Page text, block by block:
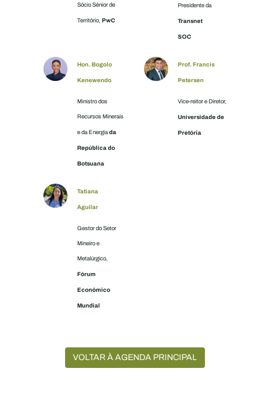
Sócio Sénior de
Território, PwC
Presidente da
Transnet
SOC
Hon. Bogolo
Kenewendo
Ministro dos
Recursos Minerais
e da Energiada
República do
Botsuana
Prof. Francis
Petersen
Vice-reitor e Diretor,
Universidade de
Pretória
Tatiana
Aguilar
Gestor do Setor
Mineiro e
Metalúrgico,
Fórum
Económico
Mundial
VOLTAR À AGENDA PRINCIPAL